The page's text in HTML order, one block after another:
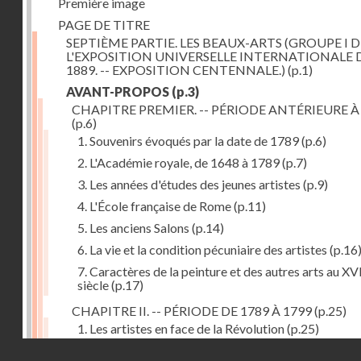
PAGE DE TITRE
SEPTIÈME PARTIE. LES BEAUX-ARTS (GROUPE I
L'EXPOSITION UNIVERSELLE INTERNATIONALE
1889. -- EXPOSITION CENTENNALE.) (p.1)
AVANT-PROPOS (p.3)
CHAPITRE PREMIER. -- PÉRIODE ANTÉRIEURE
(p.6)
1. Souvenirs évoqués par la date de 1789(p.6)
2. L'Académie royale, de 1648 à 1789(p.7)
3. Les années d'études des jeunes artistes (p.9)
4. L'École française de Rome(p.11)
5. Les anciens Salons (p.14)
6. La vie et la condition pécuniaire des artistes (p.16)
7. Caractères de la peinture et des autres arts au
siècle(p.17)
CHAPITRE II. -- PÉRIODE DE 1789 À 1799(p.25)
1. Les artistes en face de la Révolution(p.25)